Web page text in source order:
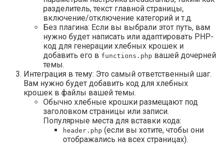
разделитель, текст главной страницы,
включение/отключение категорий и т.д.
Без плагина: Если вы выбрали этот путь, вам
нужно будет написать или адаптировать PHP-
код для генерации хлебных крошек и
добавить его в functions.php вашей дочерней
темы.
Интеграция в тему: Это самый ответственный шаг.
Вам нужно будет добавить код для хлебных
крошек в файлы вашей темы.
Обычно хлебные крошки размещают под
заголовком страницы или записи.
Популярные места для вставки кода:
header.php (если вы хотите, чтобы они
отображались на всех страницах).